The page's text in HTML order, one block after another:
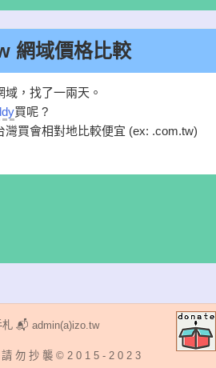
網域價格比較
，找了一兩天。
買呢 ?
灣買會相對地比較便宜 (ex: .com.tw)
網域價格比較
札 📬 admin(a)izo.tw
勿 抄 襲 © 2 0 1 5 - 2 0 2 3